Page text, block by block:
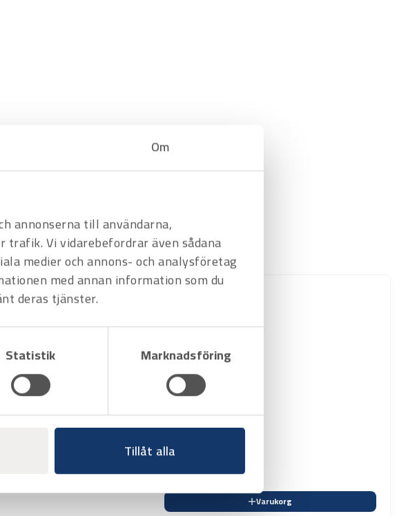
Om
annonserna till användarna,
Vi vidarebefordrar även sådana
medier och annons- och analysföretag
med annan information som du
deras tjänster.
Statistik Marknadsföring
Tillåt alla
Exact
220/360
Varukorg